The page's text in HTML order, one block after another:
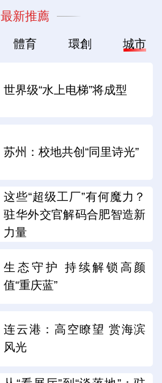
最新推薦
體育 環創 城市
世界级“水上电梯”将成型
苏州：校地共创“同里诗光”
这些“超级工厂”有何魔力？
驻华外交官解码合肥智造新
力量
生态守护 持续解锁高颜
值“重庆蓝”
连云港：高空瞭望 赏海滨
风光